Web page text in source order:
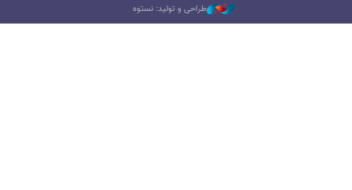
طراحی و تولید: نستوه